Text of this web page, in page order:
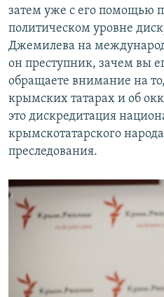
затем уже с его помощью
политическом уровне
Джемилева на
он преступник, зачем вы
обращаете внимание на
крымских татарах и об
это дискредитация
крымскотатарского
преследования.